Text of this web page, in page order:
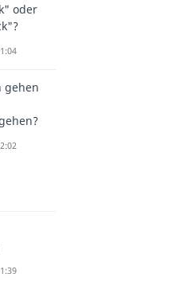
oder
gehen